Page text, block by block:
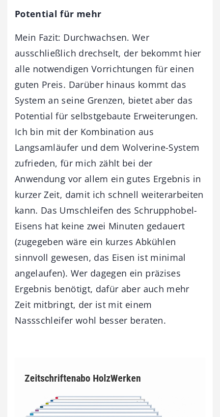
Potential für mehr
Mein Fazit: Durchwachsen. Wer
ausschließlich drechselt, der bekommt hier
alle notwendigen Vorrichtungen für einen
guten Preis. Darüber hinaus kommt das
System an seine Grenzen, bietet aber das
Potential für selbstgebaute Erweiterungen.
Ich bin mit der Kombination aus
Langsamläufer und dem Wolverine-System
zufrieden, für mich zählt bei der
Anwendung vor allem ein gutes Ergebnis in
kurzer Zeit, damit ich schnell weiterarbeiten
kann. Das Umschleifen des Schrupphobel-
Eisens hat keine zwei Minuten gedauert
(zugegeben wäre ein kurzes Abkühlen
sinnvoll gewesen, das Eisen ist minimal
angelaufen). Wer dagegen ein präzises
Ergebnis benötigt, dafür aber auch mehr
Zeit mitbringt, der ist mit einem
Nassschleifer wohl besser beraten.
Zeitschriftenabo HolzWerken